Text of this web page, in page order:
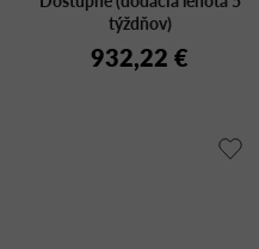
týždňov)
932,22 €